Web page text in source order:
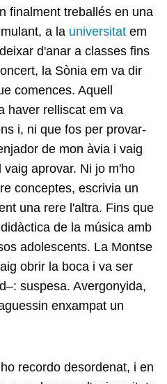
finalment treballés en una
a la universitat em
d'anar a classes fins
la Sònia em va dir
comences. Aquell
haver relliscat em va
i, ni que fos per provar-
de mon àvia i vaig
aprovar. Ni jo m'ho
conceptes, escrivia un
una rere l'altra. Fins que
de la música amb
adolescents. La Montse
obrir la boca i va ser
suspesa. Avergonyida,
enxampat un
recordo desordenat, i en